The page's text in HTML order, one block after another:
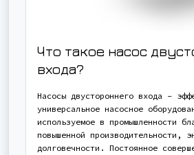
Что такое насос
входа?
Насосы двустороннего входа -
универсальное насосное
используемое в промышленности
повышенной производительности,
долговечности. Постоянное